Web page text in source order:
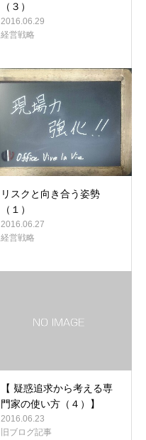
（３）
2016.06.29
経営戦略
リスクと向き合う姿勢
（１）
2016.06.27
経営戦略
【 疑惑追求から考える専
門家の使い方（４）】
2016.06.23
旧ブログ記事